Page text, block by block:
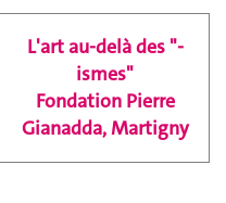
L'art au-delà des "-
ismes"
Fondation Pierre
Gianadda, Martigny